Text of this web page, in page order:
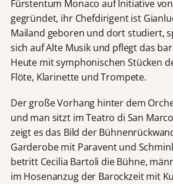
Fürstentum Monaco auf Initiative
gegründet, ihr Chefdirigent ist
Mailand geboren und dort studiert,
sich auf Alte Musik und pflegt das
Heute mit symphonischen Stücken
Flöte, Klarinette und Trompete.
Der große Vorhang hinter dem
und man sitzt im Teatro di San
zeigt es das Bild der
Garderobe mit Paravent und
betritt Cecilia Bartoli die Bühne,
im Hosenanzug der Barockzeit mit